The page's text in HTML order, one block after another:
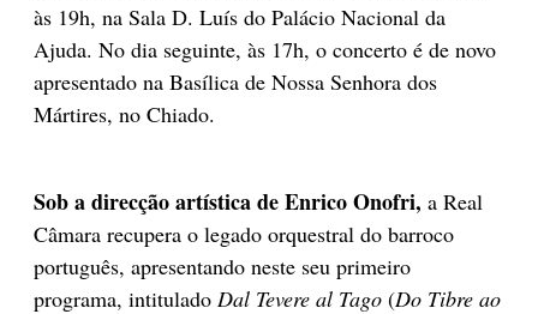
às 19h, na Sala D. Luís do Palácio Nacional da
Ajuda. No dia seguinte, às 17h, o concerto é de novo
apresentado na Basílica de Nossa Senhora dos
Mártires, no Chiado.
Sob a direcção artística de Enrico Onofri, a Real
Câmara recupera o legado orquestral do barroco
português, apresentando neste seu primeiro
programa, intitulado Dal Tevere al Tago (Do Tibre ao